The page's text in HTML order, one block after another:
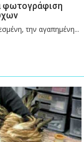
φωτογράφιση
την αγαπημένη...